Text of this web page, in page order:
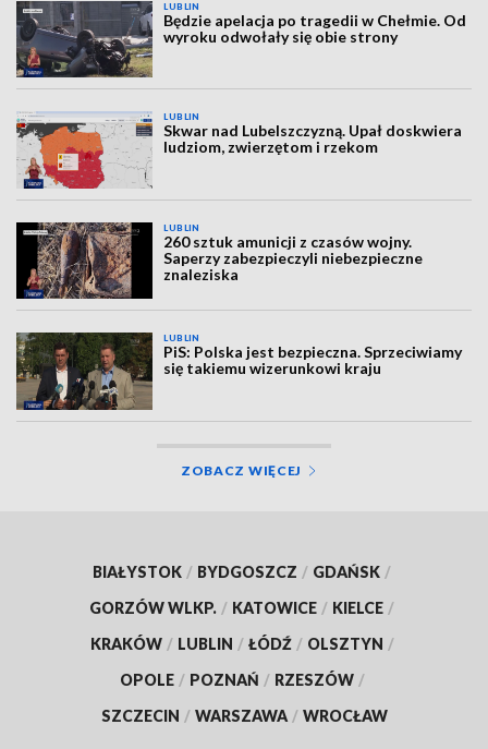
LUBLIN
Będzie apelacja po tragedii w Chełmie. Od
wyroku odwołały się obie strony
LUBLIN
Skwar nad Lubelszczyzną. Upał doskwiera
ludziom, zwierzętom i rzekom
LUBLIN
260 sztuk amunicji z czasów wojny.
Saperzy zabezpieczyli niebezpieczne
znaleziska
LUBLIN
PiS: Polska jest bezpieczna. Sprzeciwiamy
się takiemu wizerunkowi kraju
ZOBACZ WIĘCEJ
BIAŁYSTOK / BYDGOSZCZ / GDAŃSK /
GORZÓW WLKP. / KATOWICE / KIELCE /
KRAKÓW / LUBLIN / ŁÓDŹ / OLSZTYN /
OPOLE / POZNAŃ / RZESZÓW /
SZCZECIN / WARSZAWA / WROCŁAW